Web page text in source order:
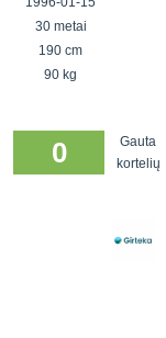
Vilnius
30 metai
190 cm
90 kg
0
Gauta
kortelių